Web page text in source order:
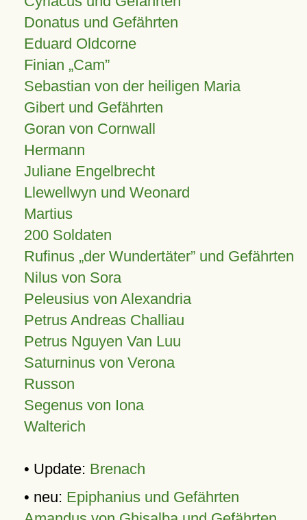
Donatus und Gefährten
Eduard Oldcorne
Finian Cam
Sebastian von der heiligen Maria
Gibert und Gefährten
Goran von Cornwall
Hermann
Juliane Engelbrecht
Llewellwyn und Weonard
Martius
200 Soldaten
Rufinus „der Wundertäter” und Gefährten
Nilus von Sora
Peleusius von Alexandria
Petrus Andreas Challiau
Petrus Nguyen Van Luu
Saturninus von Verona
Russon
Segenus von Iona
Walterich
• Update: Brenach
• neu: Epiphanius und Gefährten